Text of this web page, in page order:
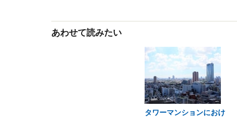
あわせて読みたい
タワーマンションにおけ